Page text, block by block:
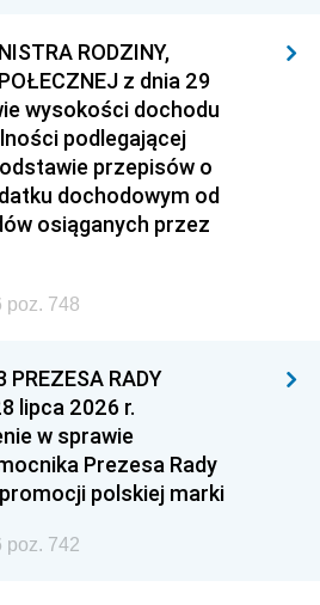
RODZINY,
z dnia 29
wysokości dochodu
podlegającej
przepisów o
dochodowym od
osiąganych przez
poz. 748
PREZESA RADY
lipca 2026 r.
w sprawie
Prezesa Rady
polskiej marki
poz. 742